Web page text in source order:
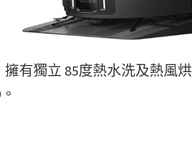
有獨立 85度熱水洗及熱風